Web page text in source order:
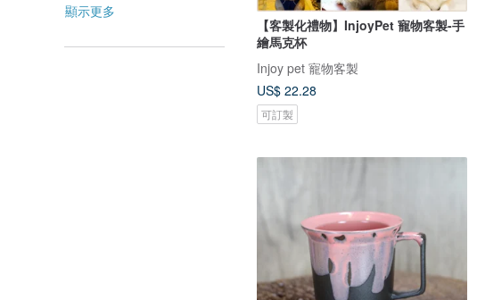
顯示更多
【客製化禮物】InjoyPet 寵物客製-手
繪馬克杯
Injoy pet 寵物客製
US$ 22.28
可訂製